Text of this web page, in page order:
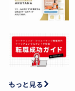
もっと見る